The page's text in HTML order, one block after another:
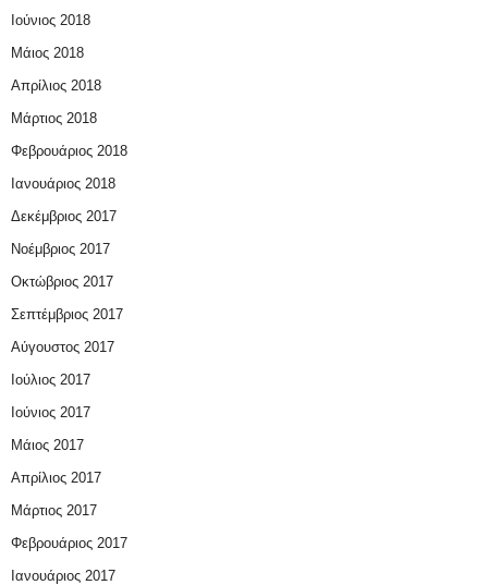
Ιούνιος 2018
Μάιος 2018
Απρίλιος 2018
Μάρτιος 2018
Φεβρουάριος 2018
Ιανουάριος 2018
Δεκέμβριος 2017
Νοέμβριος 2017
Οκτώβριος 2017
Σεπτέμβριος 2017
Αύγουστος 2017
Ιούλιος 2017
Ιούνιος 2017
Μάιος 2017
Απρίλιος 2017
Μάρτιος 2017
Φεβρουάριος 2017
Ιανουάριος 2017